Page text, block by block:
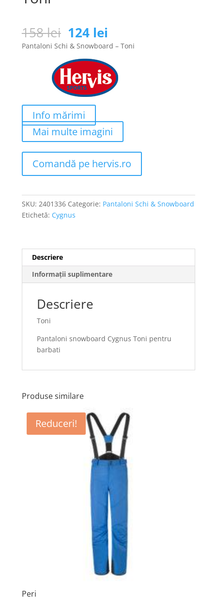
158lei Prețul
inițial
a
fost:
158 lei.
124 lei
curent
este:
124 lei.
Pantaloni Schi & Snowboard – Toni
Info mărimi
Mai multe imagini
Comandă pe hervis.ro
SKU: 2401336 Categorie: Pantaloni Schi & Snowboard
Etichetă: Cygnus
Descriere
Informații suplimentare
Descriere
Toni
Pantaloni snowboard Cygnus Toni pentru
barbati
Produse similare
Reduceri!
Peri